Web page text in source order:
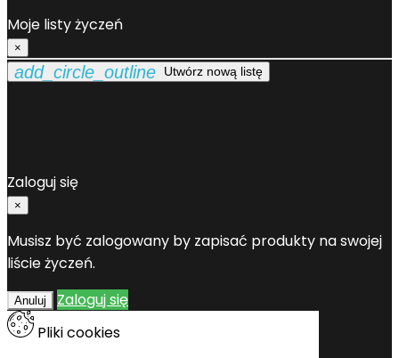
Moje listy życzeń
×
add_circle_outline Utwórz nową listę
Zaloguj się
×
Musisz być zalogowany by zapisać produkty na swojej
liście życzeń.
Anuluj
Zaloguj się
Pliki cookies